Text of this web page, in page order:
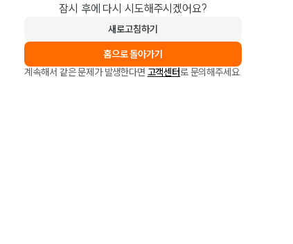
잠시 후에 다시 시도해주시겠어요?
새로고침하기
홈으로 돌아가기
계속해서 같은 문제가 발생한다면 고객센터로 문의해주세요.